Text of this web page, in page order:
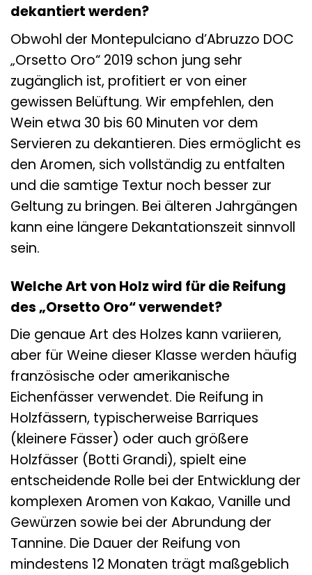
dekantiert werden?
Obwohl der Montepulciano d’Abruzzo DOC
„Orsetto Oro“ 2019 schon jung sehr
zugänglich ist, profitiert er von einer
gewissen Belüftung. Wir empfehlen, den
Wein etwa 30 bis 60 Minuten vor dem
Servieren zu dekantieren. Dies ermöglicht es
den Aromen, sich vollständig zu entfalten
und die samtige Textur noch besser zur
Geltung zu bringen. Bei älteren Jahrgängen
kann eine längere Dekantationszeit sinnvoll
sein.
Welche Art von Holz wird für die Reifung
des „Orsetto Oro“ verwendet?
Die genaue Art des Holzes kann variieren,
aber für Weine dieser Klasse werden häufig
französische oder amerikanische
Eichenfässer verwendet. Die Reifung in
Holzfässern, typischerweise Barriques
(kleinere Fässer) oder auch größere
Holzfässer (Botti Grandi), spielt eine
entscheidende Rolle bei der Entwicklung der
komplexen Aromen von Kakao, Vanille und
Gewürzen sowie bei der Abrundung der
Tannine. Die Dauer der Reifung von
mindestens 12 Monaten trägt maßgeblich